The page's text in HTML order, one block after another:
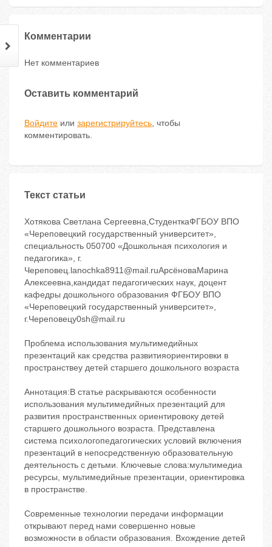
Комментарии
Нет комментариев
Оставить комментарий
Войдите или зарегистрируйтесь, чтобы
комментировать.
Текст статьи
Хотякова Светлана Сергеевна,СтуденткаФГБОУ ВПО
«Череповецкий государственный университет»,
специальность 050700 «Дошкольная психология и
педагогика», г.
Череповец.lanochka8911@mail.ruАрсёноваМарина
Алексеевна,кандидат педагогических наук, доцент
кафедры дошкольного образования ФГБОУ ВПО
«Череповецкий государственный университет»,
г.Череповецy0sh@mail.ru
Проблема использования мультимедийных
презентаций как средства развитияориентировки в
пространствеу детей старшего дошкольного возраста
Аннотация:В статье раскрываются особенности
использования мультимедийных презентаций для
развития пространственных ориентировоку детей
старшего дошкольного возраста. Представлена
система психологопедагогических условий включения
презентаций в непосредственную образовательную
деятельность с детьми. Ключевые слова:мультимедиа
ресурсы, мультимедийные презентации, ориентировка
в пространстве.
Современные технологии передачи информации
открывают перед нами совершенно новые
возможности в области образования. Вхождение детей